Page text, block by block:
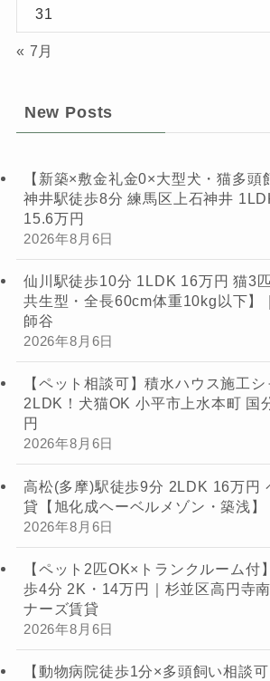
31
« 7月
New Posts
【新築×敷金礼金0×大型犬・猫多頭
神井駅徒歩8分 練馬区上石神井
15.6万円
2026年8月6日
仙川駅徒歩10分 1LDK 16万円 猫3
共生型・全長60cm体重10kg以下】
師谷
2026年8月6日
【ペット相談可】積水ハウス施工
2LDK！犬猫OK 小平市上水本町 国
円
2026年8月6日
高松(多摩)駅徒歩9分 2LDK 16万円
貸【旭化成ヘーベルメゾン・築浅
2026年8月6日
【ペット2匹OK×トランクルーム付
歩4分 2K・14万円｜杉並区高円寺
ナーズ賃貸
2026年8月6日
【動物病院徒歩1分×多頭飼い相談